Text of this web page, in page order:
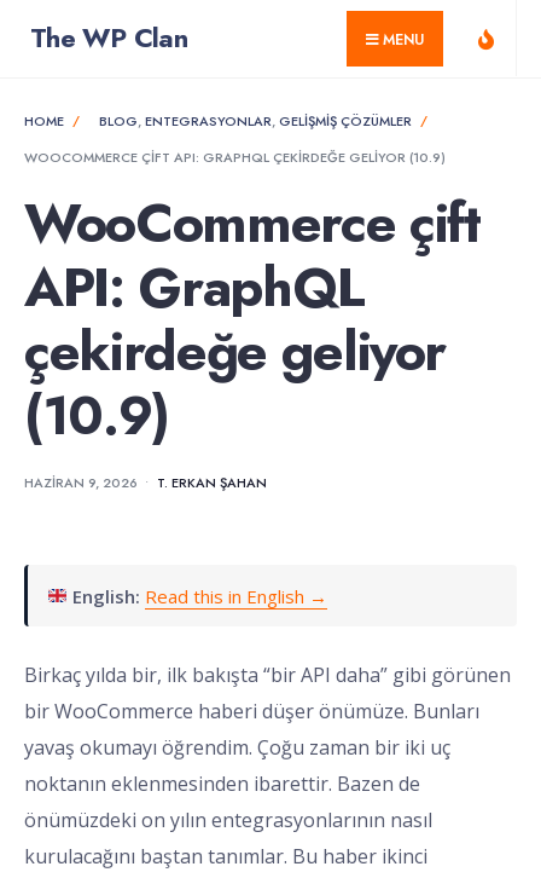
The WP Clan MENU
HOME BLOG,ENTEGRASYONLAR,GELIŞMIŞ ÇÖZÜMLER
WOOCOMMERCE ÇIFT API: GRAPHQL ÇEKIRDEĞE GELIYOR (10.9)
WooCommerce çift
API: GraphQL
çekirdeğe geliyor
(10.9)
HAZIRAN 9, 2026 • T. ERKAN ŞAHAN
English: Read this in English →
Birkaç yılda bir, ilk bakışta “bir API daha” gibi görünen
bir WooCommerce haberi düşer önümüze. Bunları
yavaş okumayı öğrendim. Çoğu zaman bir iki uç
noktanın eklenmesinden ibarettir. Bazen de
önümüzdeki on yılın entegrasyonlarının nasıl
kurulacağını baştan tanımlar. Bu haber ikinci